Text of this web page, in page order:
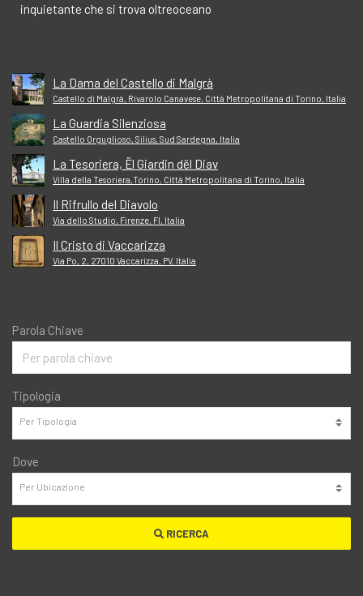
inquietante che si trova oltreoceano
La Dama del Castello di Malgrà
Castello di Malgrà, Rivarolo Canavese, Città Metropolitana di Torino, Italia
La Guardia Silenziosa
Castello Orguglioso, Silius, Sud Sardegna, Italia
La Tesoriera, Ël Giardin dël Diav
Villa della Tesoriera,Torino, Città Metropolitana di Torino, Italia
Il Rifrullo del Diavolo
Via dello Studio, Firenze, FI, Italia
Il Cristo di Vaccarizza
Via Po, 2, 27010 Vaccarizza, PV, Italia
Parola Chiave
Tipologia
Dove
RICERCA